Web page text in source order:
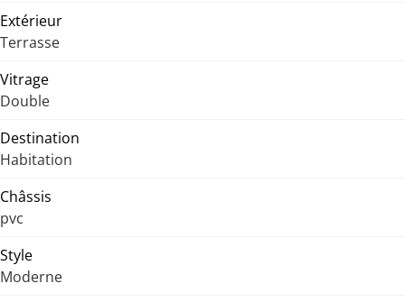
Extérieur
Terrasse
Vitrage
Double
Destination
Habitation
Châssis
pvc
Style
Moderne